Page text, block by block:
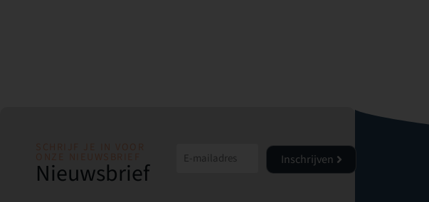
Nieuwsbrief Inschrijven